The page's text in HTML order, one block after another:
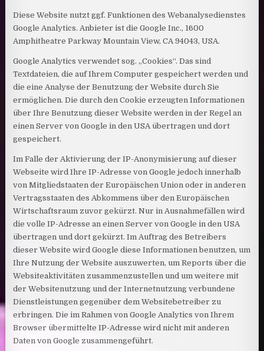
Diese Website nutzt ggf. Funktionen des Webanalysedienstes
Google Analytics. Anbieter ist die Google Inc., 1600
Amphitheatre Parkway Mountain View, CA 94043, USA.
Google Analytics verwendet sog. „Cookies“. Das sind
Textdateien, die auf Ihrem Computer gespeichert werden und
die eine Analyse der Benutzung der Website durch Sie
ermöglichen. Die durch den Cookie erzeugten Informationen
über Ihre Benutzung dieser Website werden in der Regel an
einen Server von Google in den USA übertragen und dort
gespeichert.
Im Falle der Aktivierung der IP-Anonymisierung auf dieser
Webseite wird Ihre IP-Adresse von Google jedoch innerhalb
von Mitgliedstaaten der Europäischen Union oder in anderen
Vertragsstaaten des Abkommens über den Europäischen
Wirtschaftsraum zuvor gekürzt. Nur in Ausnahmefällen wird
die volle IP-Adresse an einen Server von Google in den USA
übertragen und dort gekürzt. Im Auftrag des Betreibers
dieser Website wird Google diese Informationen benutzen, um
Ihre Nutzung der Website auszuwerten, um Reports über die
Websiteaktivitäten zusammenzustellen und um weitere mit
der Websitenutzung und der Internetnutzung verbundene
Dienstleistungen gegenüber dem Websitebetreiber zu
erbringen. Die im Rahmen von Google Analytics von Ihrem
Browser übermittelte IP-Adresse wird nicht mit anderen
Daten von Google zusammengeführt.